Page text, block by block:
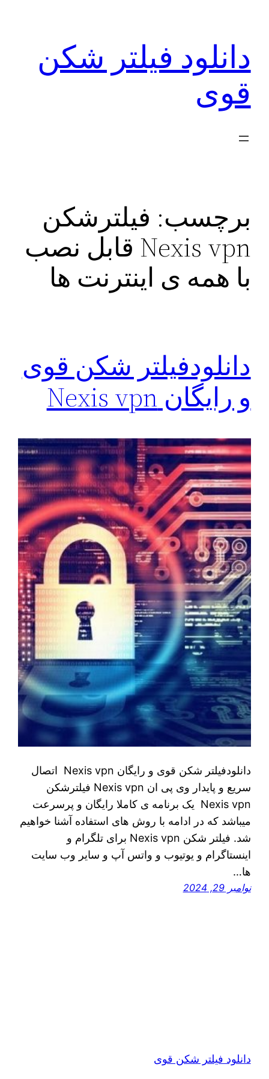
دانلود فیلتر شکن
قوی
برچسب: فیلترشکن
Nexis vpn قابل نصب
با همه ی اینترنت ها
دانلودفیلتر شکن قوی
و رايگان Nexis vpn
دانلودفیلتر شکن قوی و رايگان Nexis vpn اتصال
سریع و پایدار وی پی ان Nexis vpn فیلترشکن
Nexis vpn یک برنامه ی کاملا رایگان و پرسرعت
میباشد که در ادامه با روش های استفاده آشنا خواهیم
شد. فیلتر شکن Nexis vpn برای تلگرام و
اینستاگرام و یوتیوب و واتس آپ و سایر وب سایت
ها…
نوامبر 29, 2024
دانلود فیلتر شکن قوی